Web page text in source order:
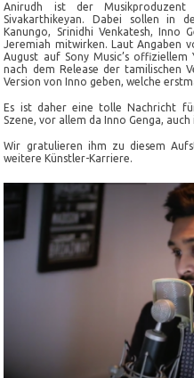
Anirudh ist der
Sivakarthikeyan. Dabei sollen in
Kanungo, Srinidhi Venkatesh, Inno
Jeremiah mitwirken. Laut Angaben
August auf Sony Music’s offiziellem
nach dem Release der tamilischen
Version von Inno geben, welche
Es ist daher eine tolle Nachricht
Szene, vor allem da Inno Genga,
Wir gratulieren ihm zu diesem
weitere Künstler-Karriere.